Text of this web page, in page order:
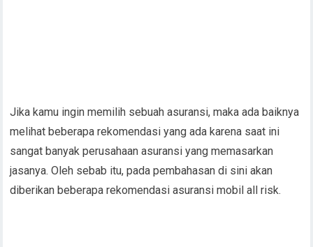
Jika kamu ingin memilih sebuah asuransi, maka ada baiknya
melihat beberapa rekomendasi yang ada karena saat ini
sangat banyak perusahaan asuransi yang memasarkan
jasanya. Oleh sebab itu, pada pembahasan di sini akan
diberikan beberapa rekomendasi asuransi mobil all risk.